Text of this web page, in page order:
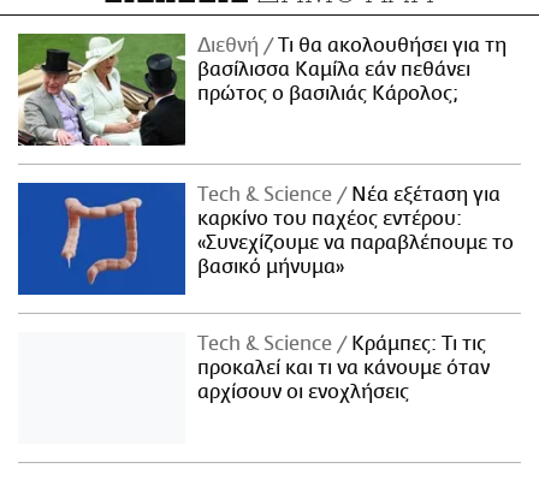
Διεθνή
Τι θα ακολουθήσει για τη
βασίλισσα Καμίλα εάν πεθάνει
πρώτος ο βασιλιάς Κάρολος;
Τech & Science
Νέα εξέταση για
καρκίνο του παχέος εντέρου:
«Συνεχίζουμε να παραβλέπουμε το
βασικό μήνυμα»
Τech & Science
Κράμπες: Τι τις
προκαλεί και τι να κάνουμε όταν
αρχίσουν οι ενοχλήσεις